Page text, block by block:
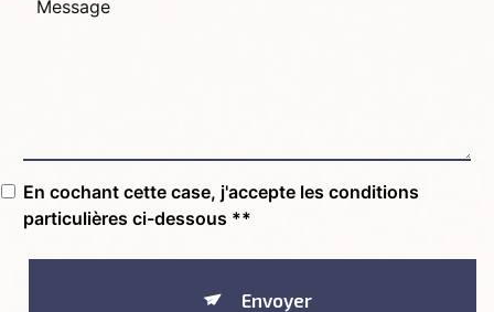
En cochant cette case, j'accepte les conditions
particulières ci-dessous **
Envoyer